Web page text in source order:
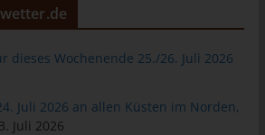
dieses Wochenende 25./26. Juli 2026
Juli 2026 an allen Küsten im Norden,
Juli 2026
den Nutzern die Verwendung unserer
Der Benutzer einer Internetseite, die
erneut seine Zugangsdaten eingeben,
und dem auf dem
abgelegten Cookie
weiteres Beispiel ist das Cookie eines